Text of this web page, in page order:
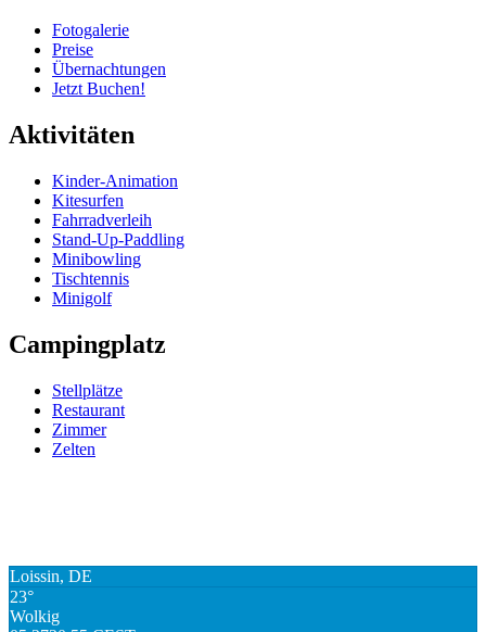
Fotogalerie
Preise
Übernachtungen
Jetzt Buchen!
Aktivitäten
Kinder-Animation
Kitesurfen
Fahrradverleih
Stand-Up-Paddling
Minibowling
Tischtennis
Minigolf
Campingplatz
Stellplätze
Restaurant
Zimmer
Zelten
Loissin, DE
23°
Wolkig